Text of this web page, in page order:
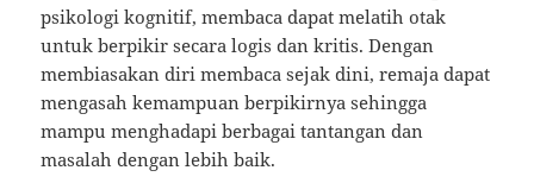
psikologi kognitif, membaca dapat melatih otak
untuk berpikir secara logis dan kritis. Dengan
membiasakan diri membaca sejak dini, remaja dapat
mengasah kemampuan berpikirnya sehingga
mampu menghadapi berbagai tantangan dan
masalah dengan lebih baik.